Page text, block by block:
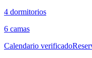
4 dormitorios
6 camas
Calendario verificado